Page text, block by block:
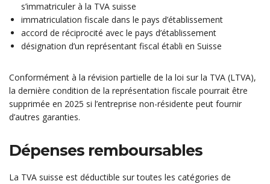
s’immatriculer à la TVA suisse
immatriculation fiscale dans le pays d’établissement
accord de réciprocité avec le pays d’établissement
désignation d’un représentant fiscal établi en Suisse
Conformément à la révision partielle de la loi sur la TVA (LTVA),
la dernière condition de la représentation fiscale pourrait être
supprimée en 2025 si l’entreprise non-résidente peut fournir
d’autres garanties.
Dépenses remboursables
La TVA suisse est déductible sur toutes les catégories de